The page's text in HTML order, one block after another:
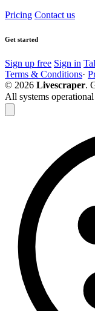
Pricing Contact us
Get started
Sign up free Sign in
Terms & Conditions·
© 2026 Livescraper.
All systems operational